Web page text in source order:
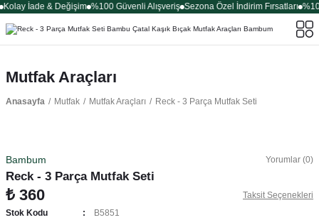
Kolay İade & Değişim %100 Güvenli Alışveriş Sezona Özel İndirim Fırsatları
Mutfak Araçları
Anasayfa Mutfak Mutfak Araçları Reck - 3 Parça Mutfak Seti
Bambum Yorumlar (0)
Reck - 3 Parça Mutfak Seti
₺ 360
Taksit Seçenekleri
Stok Kodu
B5851